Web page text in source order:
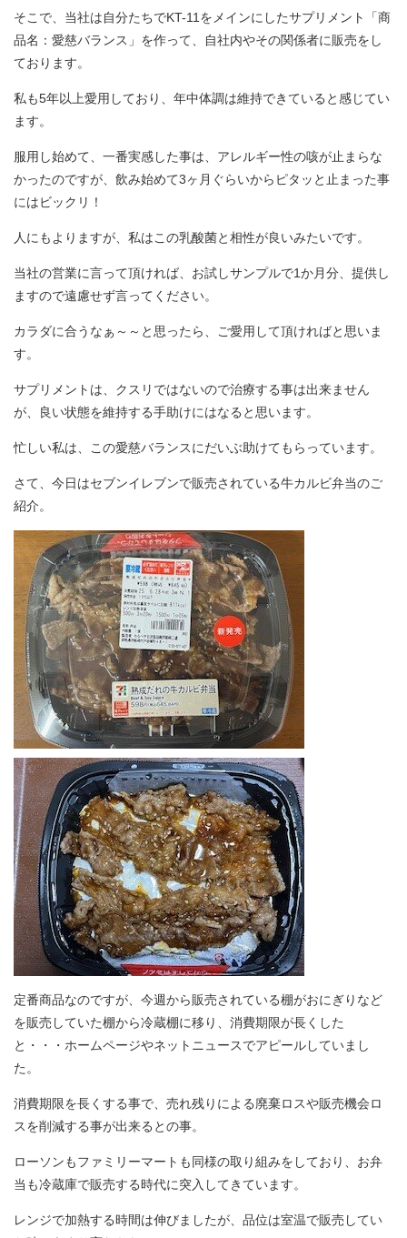
そこで、当社は自分たちでKT-11をメインにしたサプリメント「商
品名：愛慈バランス」を作って、自社内やその関係者に販売をし
ております。
私も5年以上愛用しており、年中体調は維持できていると感じてい
ます。
服用し始めて、一番実感した事は、アレルギー性の咳が止まらな
かったのですが、飲み始めて3ヶ月ぐらいからピタッと止まった事
にはビックリ！
人にもよりますが、私はこの乳酸菌と相性が良いみたいです。
当社の営業に言って頂ければ、お試しサンプルで1か月分、提供し
ますので遠慮せず言ってください。
カラダに合うなぁ～～と思ったら、ご愛用して頂ければと思いま
す。
サプリメントは、クスリではないので治療する事は出来ません
が、良い状態を維持する手助けにはなると思います。
忙しい私は、この愛慈バランスにだいぶ助けてもらっています。
さて、今日はセブンイレブンで販売されている牛カルビ弁当のご
紹介。
定番商品なのですが、今週から販売されている棚がおにぎりなど
を販売していた棚から冷蔵棚に移り、消費期限が長くした
と・・・ホームページやネットニュースでアピールしていまし
た。
消費期限を長くする事で、売れ残りによる廃棄ロスや販売機会ロ
スを削減する事が出来るとの事。
ローソンもファミリーマートも同様の取り組みをしており、お弁
当も冷蔵庫で販売する時代に突入してきています。
レンジで加熱する時間は伸びましたが、品位は室温で販売してい